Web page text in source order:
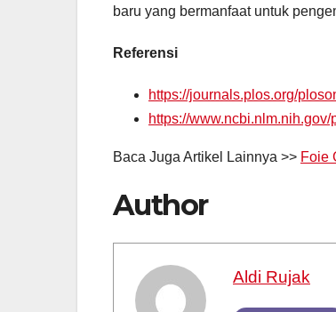
baru yang bermanfaat untuk
Referensi
https://journals.plos.org/
https://
Baca Juga Artikel Lainnya >> Foie
Author
Aldi Rujak